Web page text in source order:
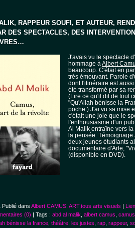
RAPPEUR SOUFI, ET AUTEUR,
DES SPECTACLES, DES
J'avais vu le spectacle d'
hommage à Albert
beaucoup. C'était en
très émouvant. Parole
dont l'itinéraire est
été transformé par sa
(Lire ce qu'il dit de tout
"Qu'Allah bénisse la
poche.) J'ai vu sa mise
c'était une joie que le
l'enthousiasme d'un
Al Malik entraîne vers
la pensée.
deux jeunes étudiants
documentaire d'Arte,
(disponible en DVD).
Publié dans Albert CAMUS ART.tous arts visuels |
(0) | Tags : abd al malik albert camus camus
bénisse la france théâtre les justes rap rappeur,